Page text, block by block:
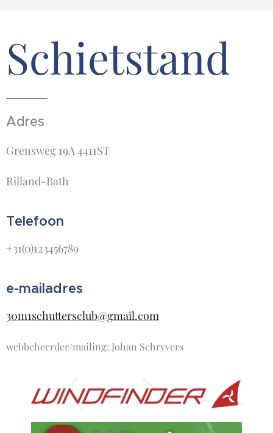
Schietstand
Adres
Grensweg 19A 4411ST
Rilland-Bath
Telefoon
+31(0)123456789
e-mailadres
30m1schuttersclub@gmail.com
webbeheerder/mailing: Johan Schryvers